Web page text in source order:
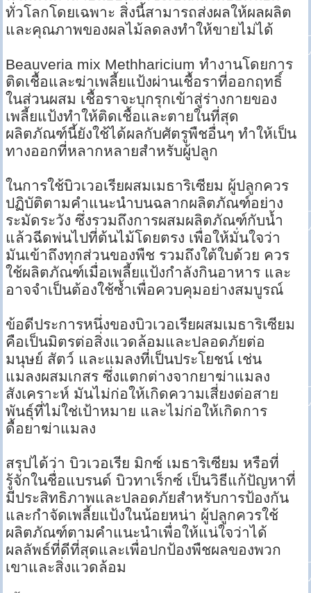
ทั่วโลกโดยเฉพาะ สิ่งนี้สามารถส่งผลให้ผลผลิต
และคุณภาพของผลไม้ลดลงทำให้ขายไม่ได้
Beauveria mix Methharicium ทำงานโดยการ
ติดเชื้อและฆ่าเพลี้ยแป้งผ่านเชื้อราที่ออกฤทธิ์
ในส่วนผสม เชื้อราจะบุกรุกเข้าสู่ร่างกายของ
เพลี้ยแป้งทำให้ติดเชื้อและตายในที่สุด
ผลิตภัณฑ์นี้ยังใช้ได้ผลกับศัตรูพืชอื่นๆ ทำให้เป็น
ทางออกที่หลากหลายสำหรับผู้ปลูก
ในการใช้บิวเวอเรียผสมเมธาริเซียม ผู้ปลูกควร
ปฏิบัติตามคำแนะนำบนฉลากผลิตภัณฑ์อย่าง
ระมัดระวัง ซึ่งรวมถึงการผสมผลิตภัณฑ์กับน้ำ
แล้วฉีดพ่นไปที่ต้นไม้โดยตรง เพื่อให้มั่นใจว่า
มันเข้าถึงทุกส่วนของพืช รวมถึงใต้ใบด้วย ควร
ใช้ผลิตภัณฑ์เมื่อเพลี้ยแป้งกำลังกินอาหาร และ
อาจจำเป็นต้องใช้ซ้ำเพื่อควบคุมอย่างสมบูรณ์
ข้อดีประการหนึ่งของบิวเวอเรียผสมเมธาริเซียม
คือเป็นมิตรต่อสิ่งแวดล้อมและปลอดภัยต่อ
มนุษย์ สัตว์ และแมลงที่เป็นประโยชน์ เช่น
แมลงผสมเกสร ซึ่งแตกต่างจากยาฆ่าแมลง
สังเคราะห์ มันไม่ก่อให้เกิดความเสี่ยงต่อสาย
พันธุ์ที่ไม่ใช่เป้าหมาย และไม่ก่อให้เกิดการ
ดื้อยาฆ่าแมลง
สรุปได้ว่า บิวเวอเรีย มิกซ์ เมธาริเซียม หรือที่
รู้จักในชื่อแบรนด์ บิวทาเร็กซ์ เป็นวิธีแก้ปัญหาที่
มีประสิทธิภาพและปลอดภัยสำหรับการป้องกัน
และกำจัดเพลี้ยแป้งในน้อยหน่า ผู้ปลูกควรใช้
ผลิตภัณฑ์ตามคำแนะนำเพื่อให้แน่ใจว่าได้
ผลลัพธ์ที่ดีที่สุดและเพื่อปกป้องพืชผลของพวก
เขาและสิ่งแวดล้อม